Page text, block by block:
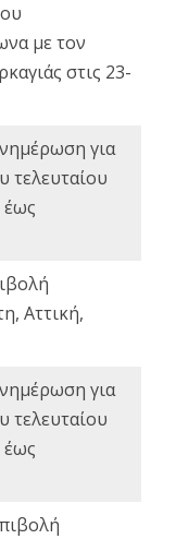
με τον
στις 23-
για
τελευταίου
Αττική,
για
τελευταίου